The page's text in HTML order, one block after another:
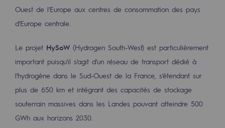
Objectif Biométhane
Acteur engagé
Acteur engagé
Ambition RSE
Responsabilité environnementale
Ouest de l'Europe aux centres de consommation des pays
d'Europe centrale.
Le projet HySoW (Hydrogen South-West) est particulièrement
important puisqu'il s'agit d'un réseau de transport dédié à
l'hydrogène dans le Sud-Ouest de la France, s'étendant sur
plus de 650 km et intégrant des capacités de stockage
souterrain massives dans les Landes pouvant atteindre 500
GWh aux horizons 2030.